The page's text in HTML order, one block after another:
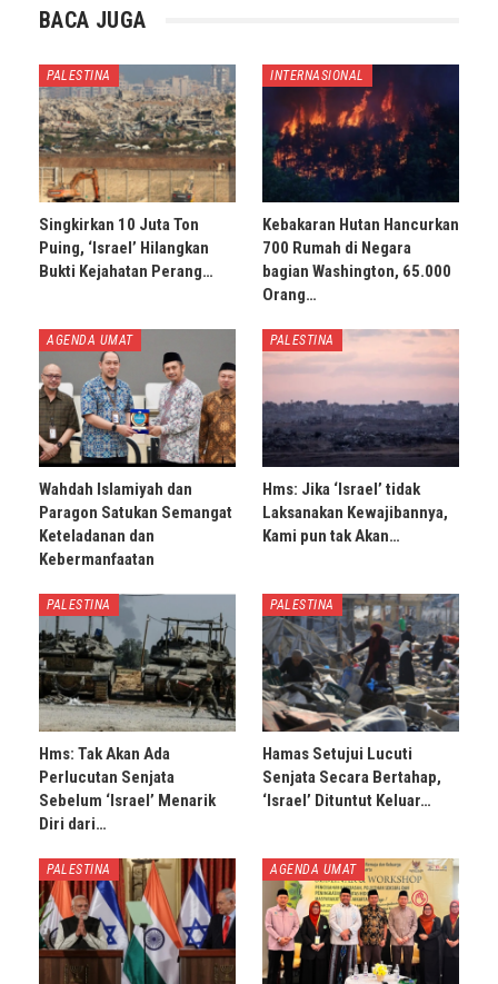
BACA JUGA
PALESTINA
Singkirkan 10 Juta Ton
Puing, ‘Israel’ Hilangkan
Bukti Kejahatan Perang…
INTERNASIONAL
Kebakaran Hutan Hancurkan
700 Rumah di Negara
bagian Washington, 65.000
Orang…
AGENDA UMAT
Wahdah Islamiyah dan
Paragon Satukan Semangat
Keteladanan dan
Kebermanfaatan
PALESTINA
Hms: Jika ‘Israel’ tidak
Laksanakan Kewajibannya,
Kami pun tak Akan…
PALESTINA
Hms: Tak Akan Ada
Perlucutan Senjata
Sebelum ‘Israel’ Menarik
Diri dari…
PALESTINA
Hamas Setujui Lucuti
Senjata Secara Bertahap,
‘Israel’ Dituntut Keluar…
PALESTINA AGENDA UMAT